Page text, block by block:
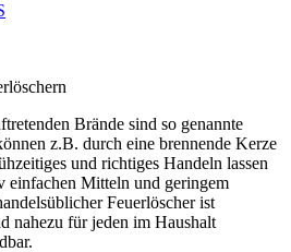
Brände sind so genannte
z.B. durch eine brennende Kerze
und richtiges Handeln lassen
einfachen Mitteln und geringem
Feuerlöscher ist
nahezu für jeden im Haushalt